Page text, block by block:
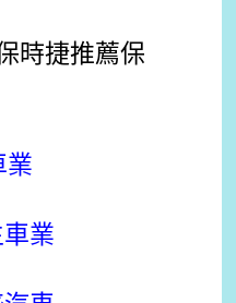
時捷推薦保
業
業